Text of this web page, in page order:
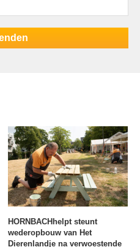
HORNBACHhelpt steunt
wederopbouw van Het
Dierenlandje na verwoestende